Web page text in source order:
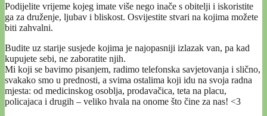
Podijelite vrijeme kojeg imate više nego inače s obitelji i iskoristite
ga za druženje, ljubav i bliskost. Osvijestite stvari na kojima možete
biti zahvalni.
Budite uz starije susjede kojima je najopasniji izlazak van, pa kad
kupujete sebi, ne zaboratite njih.
Mi koji se bavimo pisanjem, radimo telefonska savjetovanja i slično,
svakako smo u prednosti, a svima ostalima koji idu na svoja radna
mjesta: od medicinskog osoblja, prodavačica, teta na placu,
policajaca i drugih – veliko hvala na onome što čine za nas! <3